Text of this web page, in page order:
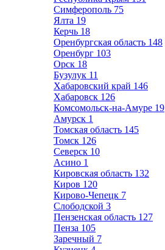
Симферополь 75
Ялта 19
Керчь 18
Оренбургская область 148
Оренбург 103
Орск 18
Бузулук 11
Хабаровский край 146
Хабаровск 126
Комсомольск-на-Амуре 19
Амурск 1
Томская область 145
Томск 126
Северск 10
Асино 1
Кировская область 132
Киров 120
Кирово-Чепецк 7
Слободской 3
Пензенская область 127
Пенза 105
Заречный 7